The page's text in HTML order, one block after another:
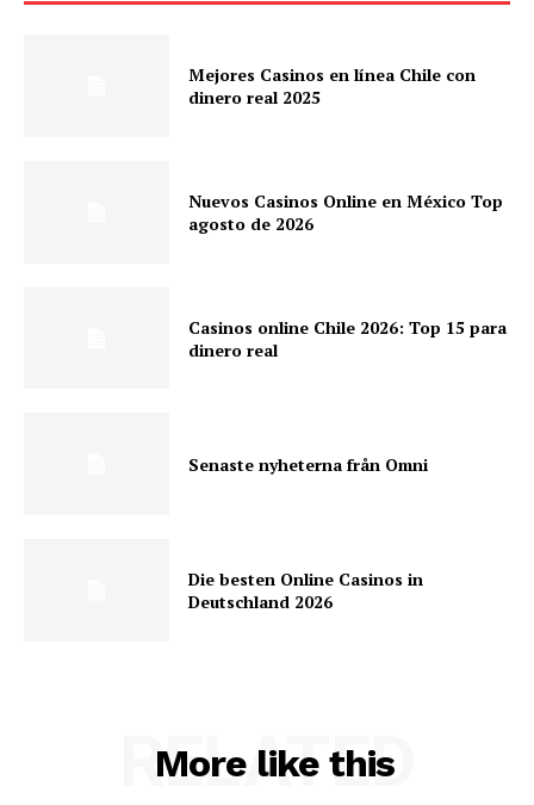
Mejores Casinos en línea Chile con
dinero real 2025
Nuevos Casinos Online en México Top
agosto de 2026
Casinos online Chile 2026: Top 15 para
dinero real
Senaste nyheterna från Omni
Die besten Online Casinos in
Deutschland 2026
More like this
RELATED